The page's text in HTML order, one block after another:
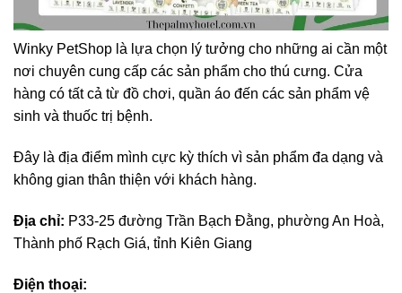
Winky PetShop là lựa chọn lý tưởng cho những ai cần một
nơi chuyên cung cấp các sản phẩm cho thú cưng. Cửa
hàng có tất cả từ đồ chơi, quần áo đến các sản phẩm vệ
sinh và thuốc trị bệnh.
Đây là địa điểm mình cực kỳ thích vì sản phẩm đa dạng và
không gian thân thiện với khách hàng.
Địa chỉ: P33-25 đường Trần Bạch Đằng, phường An Hoà,
Thành phố Rạch Giá, tỉnh Kiên Giang
Điện thoại: